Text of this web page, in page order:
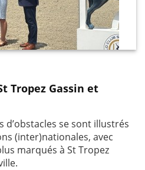
Tropez Gassin et
d’obstacles se sont illustrés
(inter)nationales, avec
marqués à St Tropez